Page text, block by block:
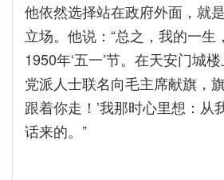
他依然选择站在政府外面，就
立场。他说：“总之，我的一生
1950年‘五一’节。在天安门城
党派人士联名向毛主席献旗，
跟着你走！’我那时心里想：从
话来的。”